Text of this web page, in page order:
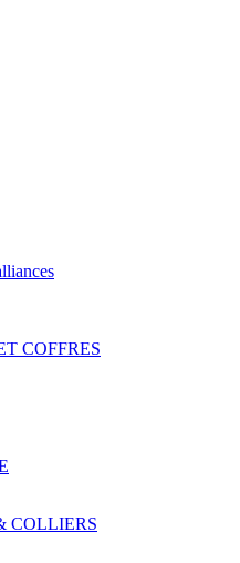
COFFRES
COLLIERS